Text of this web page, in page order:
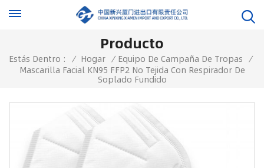
Producto
Estás Dentro : / Hogar / Equipo De Campaña De Tropas /
Mascarilla Facial KN95 FFP2 No Tejida Con Respirador De
Soplado Fundido